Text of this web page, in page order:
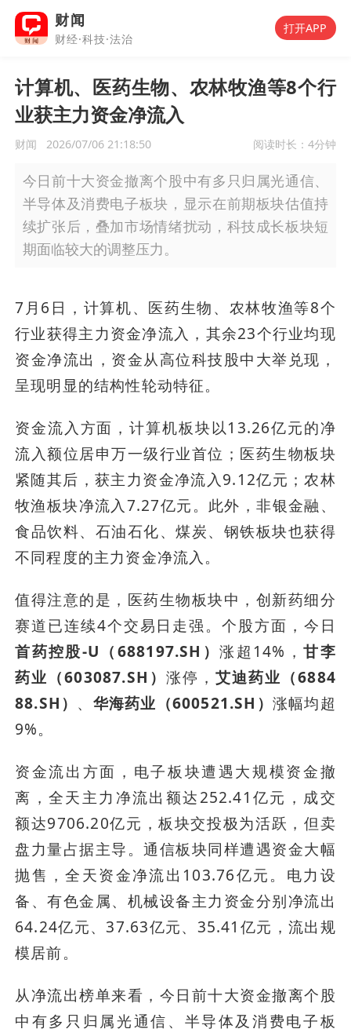
财闻
财经·科技·法治
打开APP
计算机、医药生物、农林牧渔等8个行
业获主力资金净流入
财闻 2026/07/06 21:18:50 阅读时长： 4分钟
今日前十大资金撤离个股中有多只归属光通信、
半导体及消费电子板块，显示在前期板块估值持
续扩张后，叠加市场情绪扰动，科技成长板块短
期面临较大的调整压力。
7月6日，计算机、医药生物、农林牧渔等8个
行业获得主力资金净流入，其余23个行业均现
资金净流出，资金从高位科技股中大举兑现，
呈现明显的结构性轮动特征。
资金流入方面，计算机板块以13.26亿元的净
流入额位居申万一级行业首位；医药生物板块
紧随其后，获主力资金净流入9.12亿元；农林
牧渔板块净流入7.27亿元。此外，非银金融、
食品饮料、石油石化、煤炭、钢铁板块也获得
不同程度的主力资金净流入。
值得注意的是，医药生物板块中，创新药细分
赛道已连续4个交易日走强。个股方面，今日
首药控股-U（688197.SH）涨超14%，甘李
药业（603087.SH） 涨停， 艾迪药业（6884
88.SH） 、 华海药业（600521.SH） 涨幅均超
9%。
资金流出方面，电子板块遭遇大规模资金撤
离，全天主力净流出额达252.41亿元，成交
额达9706.20亿元，板块交投极为活跃，但卖
盘力量占据主导。通信板块同样遭遇资金大幅
抛售，全天资金净流出103.76亿元。电力设
备、有色金属、机械设备主力资金分别净流出
64.24亿元、37.63亿元、35.41亿元，流出规
模居前。
从净流出榜单来看，今日前十大资金撤离个股
中有多只归属光通信、半导体及消费电子板